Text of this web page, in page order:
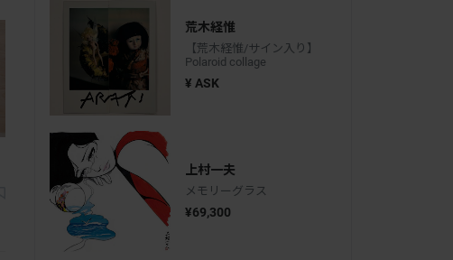
荒木経惟
【荒木経惟/サイン入り】
Polaroid collage
¥ ASK
上村一夫
メモリーグラス
¥69,300